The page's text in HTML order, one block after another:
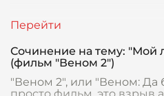
Сочинение на тему:
(фильм "Веном 2")
"Веном 2", или "Веном: Да